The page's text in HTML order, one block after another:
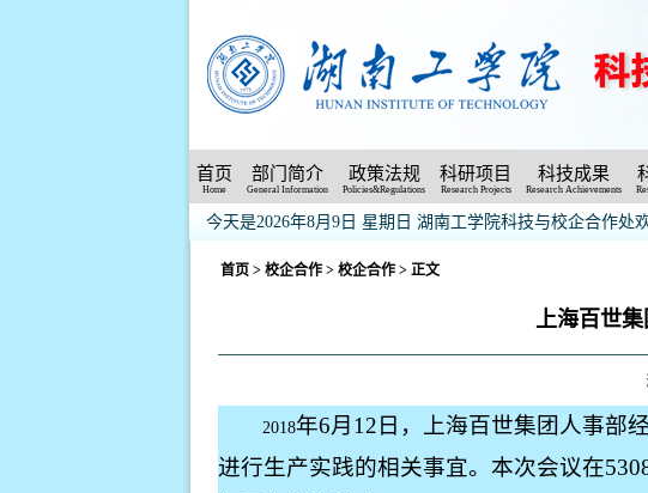
首页
Home
部门简介
General Information
政策法规
Policies&Regulations
科研项目
Research Projects
科技成果
Research Achievements
今天是2026年8月9日 星期日 湖南工学院科技与校企合作处
首页 > 校企合作 > 校企合作 > 正文
上海百世
2018年6月 12 日，上海百世集团人事部
进行生产实践的相关事宜。本次会议在